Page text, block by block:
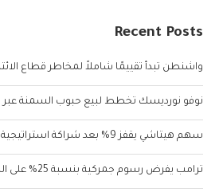
Recent Posts
واشنطن تبدأ تقييمًا شاملاً لمخاطر قطاع
نوفو نورديسك تخطط لبيع حبوب السمنة عبر
سهم هيتاشي يقفز 9% بعد شراكة استراتيجية مع أوبن إيه آي
ترامب يفرض رسوم جمركية بنسبة 25% على الشاحنات المستوردة